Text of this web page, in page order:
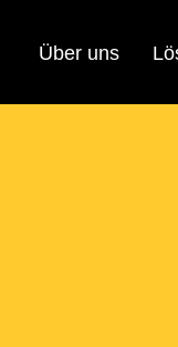
Über uns